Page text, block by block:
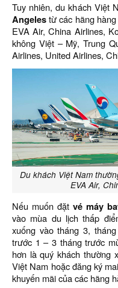
Tuy nhiên, du khách Việt
Angelestừ các hãng
EVA Air, China Airlines,
không Việt – Mỹ, Trung
Airlines, United Airlines,
Du khách Việt Nam
EVA Air,
Nếu muốn đặt vé máy
vào mùa du lịch thấp
xuống vào tháng 3,
trước 1 – 3 tháng trước
hơn là quý khách thường
Việt Nam hoặc đăng ký
khuyến mãi của các hãng